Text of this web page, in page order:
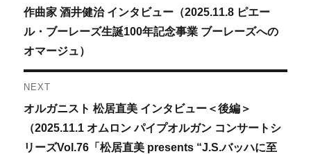
稿
ナ
ビ
ゲ
ー
Previous
post:
作曲家 酒井健治 インタビュー（2025.11.8 ピエー
ル・ブーレーズ生誕100年記念事業 ブーレーズへの
オマージュ）
NEXT
Next
post:
オルガニスト 松居直美 インタビュー＜後編＞
（2025.11.1 オムロン パイプオルガン コンサートシ
リーズVol.76「松居直美 presents “J.S.バッハに至